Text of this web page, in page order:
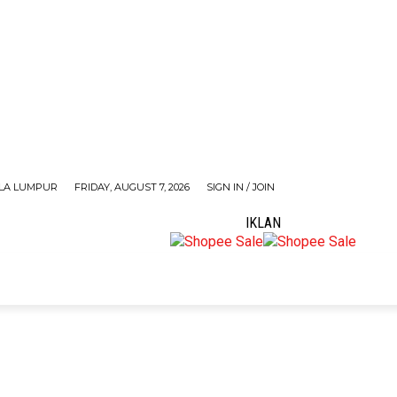
LUMPUR FRIDAY, AUGUST 7, 2026 SIGN IN / JOIN
IKLAN